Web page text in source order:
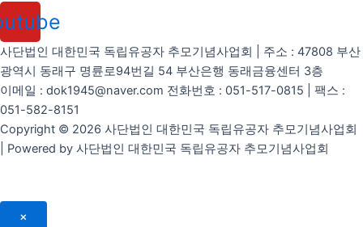
사단법인 대한민국 독립유공자 추모기념사업회 | 주소 : 47808 부산
광역시 동래구 명륜로94번길 54 부산은행 동래금융센터 3층
이메일 : dok1945@naver.com 전화번호 : 051-517-0815 | 팩스 :
051-582-8151
Copyright © 2026 사단법인 대한민국 독립유공자 추모기념사업회
| Powered by 사단법인 대한민국 독립유공자 추모기념사업회
×